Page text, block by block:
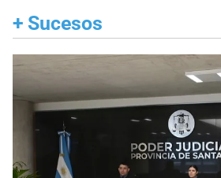
+ Sucesos